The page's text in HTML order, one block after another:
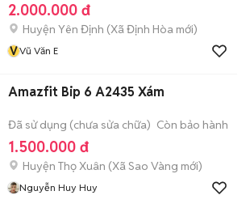
2.000.000 đ
Huyện Yên Định (Xã Định Hòa mới)
VVũ Văn E
Amazfit Bip 6 A2435 Xám
Đã sử dụng (chưa sửa chữa) Còn bảo hành
1.500.000 đ
Huyện Thọ Xuân (Xã Sao Vàng mới)
Nguyễn Huy Huy